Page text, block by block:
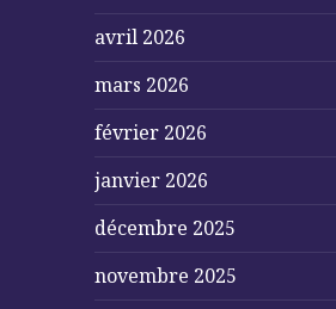
avril 2026
mars 2026
février 2026
janvier 2026
décembre 2025
novembre 2025